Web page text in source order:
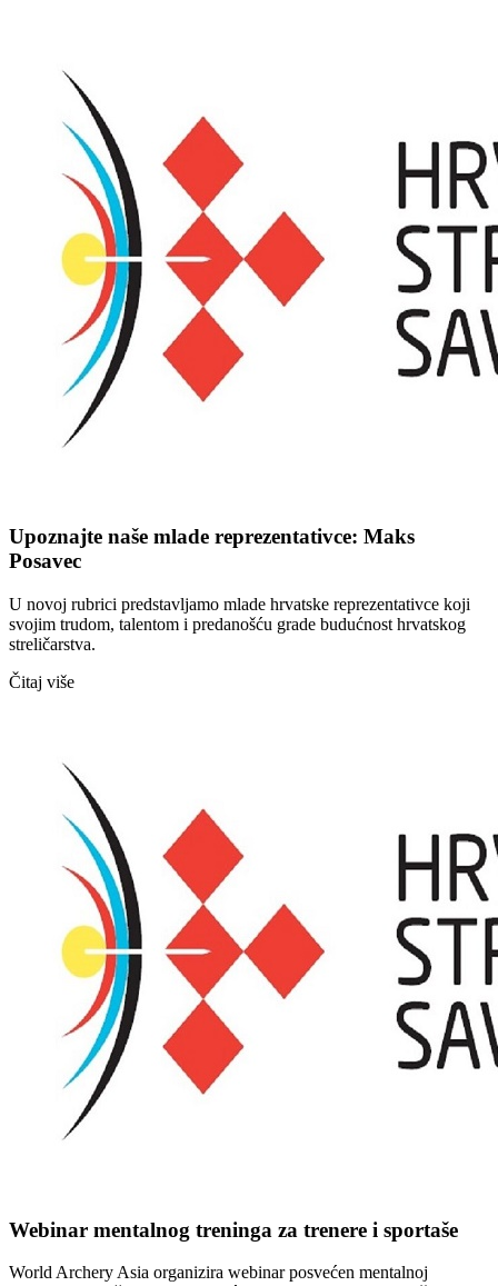
Upoznajte naše mlade reprezentativce: Maks
Posavec
U novoj rubrici predstavljamo mlade hrvatske reprezentativce koji
svojim trudom, talentom i predanošću grade budućnost hrvatskog
streličarstva.
Čitaj više
Webinar mentalnog treninga za trenere i sportaše
World Archery Asia organizira webinar posvećen mentalnoj